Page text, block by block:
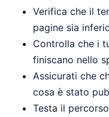
Verifica che il
pagine sia
Controlla che i
finiscano nello
Assicurati che
cosa è stato
Testa il